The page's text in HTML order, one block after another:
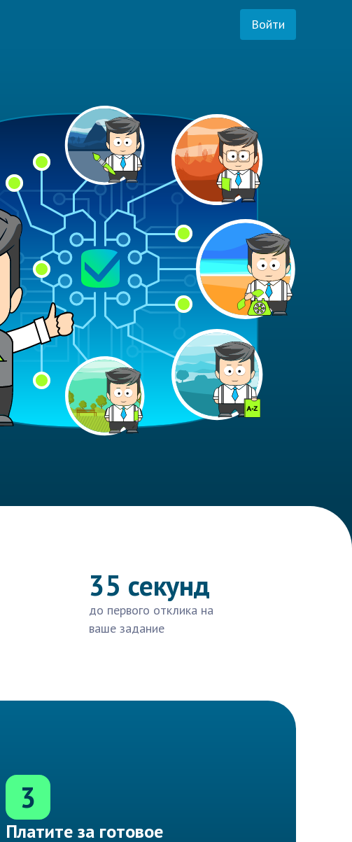
Войти
35 секунд
до первого отклика на
ваше задание
3
Платите за готовое